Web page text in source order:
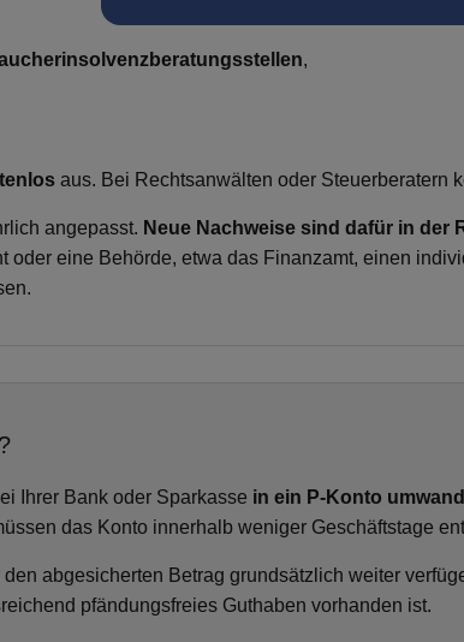
,
aus. Bei Rechtsanwälten oder Steuerberatern
angepasst. Neue Nachweise sind dafür in der
oder eine Behörde, etwa das Finanzamt, einen
Ihrer Bank oder Sparkasse in ein P-Konto
das Konto innerhalb weniger Geschäftstage
abgesicherten Betrag grundsätzlich weiter
pfändungsfreies Guthaben vorhanden ist.